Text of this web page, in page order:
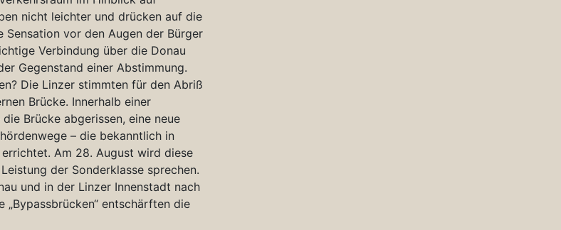
nicht leichter und drücken auf die
vor den Augen der Bürger
Verbindung über die Donau
Gegenstand einer Abstimmung.
Die Linzer stimmten für den Abriß
Brücke. Innerhalb einer
Brücke abgerissen, eine neue
– die bekanntlich in
Am 28. August wird diese
der Sonderklasse sprechen.
und in der Linzer Innenstadt nach
entschärften die